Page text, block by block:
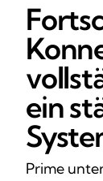
ein
Prime